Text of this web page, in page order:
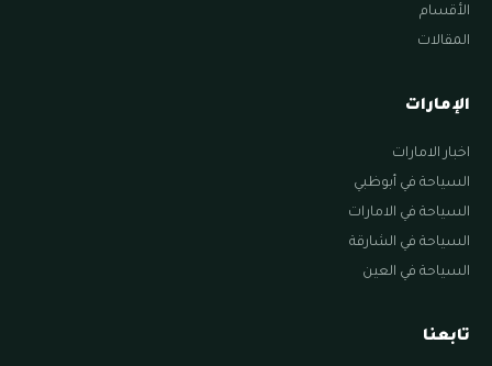
الأقسام
المقالات
الإمارات
اخبار الامارات
السياحة في أبوظبي
السياحة في الامارات
السياحة في الشارقة
السياحة في العين
تابعنا